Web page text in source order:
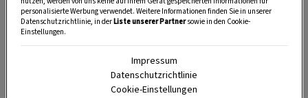
personalisierte Werbung verwendet. Weitere Informationen finden Sie in unserer
Datenschutzrichtlinie, in derListe unserer Partnersowie in den Cookie-
Einstellungen.
Impressum
Datenschutzrichtlinie
Cookie-Einstellungen